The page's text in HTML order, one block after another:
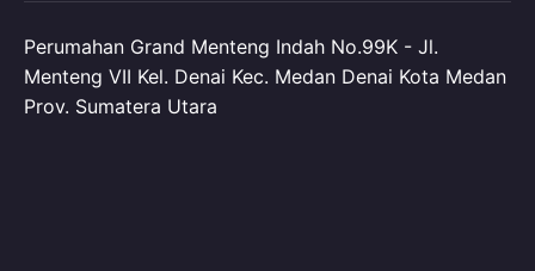
Perumahan Grand Menteng Indah No.99K - Jl.
Menteng VII Kel. Denai Kec. Medan Denai Kota Medan
Prov. Sumatera Utara